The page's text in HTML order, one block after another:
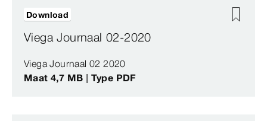
Viega Journaal 02-2020
Viega Journaal 02 2020
Maat 4,7 MB | Type PDF
Download